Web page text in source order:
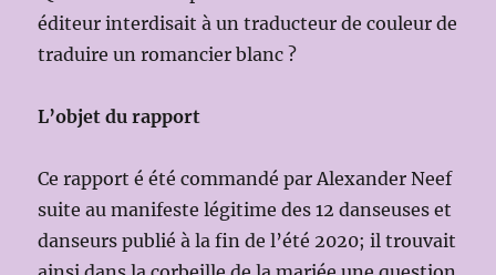
éditeur interdisait à un traducteur de couleur de
traduire un romancier blanc ?
L’objet du rapport
Ce rapport é été commandé par Alexander Neef
suite au manifeste légitime des 12 danseuses et
danseurs publié à la fin de l’été 2020; il trouvait